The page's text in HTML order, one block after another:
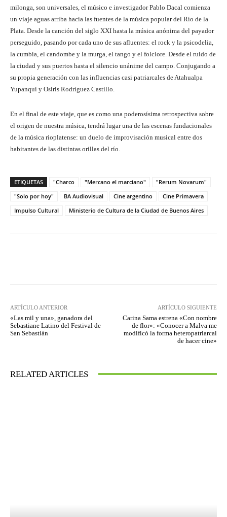
milonga, son universales, el músico e investigador Pablo Dacal comienza
un viaje aguas arriba hacia las fuentes de la música popular del Río de la
Plata. Desde la canción del siglo XXI hasta la música anónima del payador
perseguido, pasando por cada uno de sus afluentes: el rock y la psicodelia,
la cumbia, el candombe y la murga, el tango y el folclore. Desde el ruido de
la ciudad y sus puertos hasta el silencio unánime del campo. Conjugando a
su propia generación con las influencias casi patriarcales de Atahualpa
Yupanqui y Osiris Rodríguez Castillo.
En el final de este viaje, que es como una poderosísima retrospectiva sobre
el origen de nuestra música, tendrá lugar una de las escenas fundacionales
de la música rioplatense: un duelo de improvisación musical entre dos
habitantes de las distintas orillas del río.
ETIQUETAS "Charco "Mercano el marciano"
"Rerum Novarum"
"Solo por hoy"
BA Audiovisual Cine argentino
Cine Primavera
Impulso Cultural
Ministerio de Cultura de la Ciudad de Buenos Aires
ARTÍCULO ANTERIOR
«Las mil y una», ganadora del
Sebastiane Latino del Festival de
San Sebastián
ARTÍCULO SIGUIENTE
Carina Sama estrena «Con nombre
de flor»: «Conocer a Malva me
modificó la forma heteropatriarcal
de hacer cine»
RELATED ARTICLES